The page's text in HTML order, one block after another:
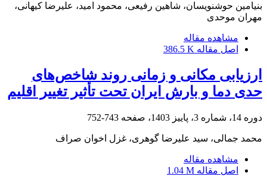
بنیامین حوشنویسان، شاهین رفیعی، محمود امید، علیرضا کیهانی،
مهران موحدی
مشاهده مقاله
اصل مقاله 386.5 K
ارزیابی مکانی و زمانی روند شاخص‌های
حدی دما و بارش ایران تحت تأثیر تغییر اقلیم
دوره 14، شماره 3، پاییز 1403، صفحه 743-752
محمد جمالی، سید علیرضا گوهری، غزل اخوان صراف
مشاهده مقاله
اصل مقاله 1.04 M